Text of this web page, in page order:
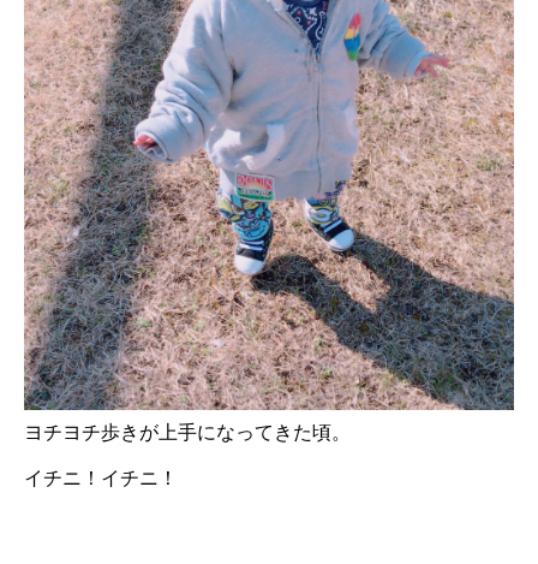
ヨチヨチ歩きが上手になってきた頃。
イチニ！イチニ！